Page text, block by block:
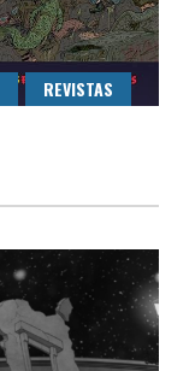
REVISTAS